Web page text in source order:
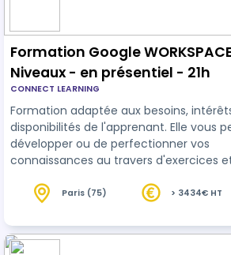
Formation Google
Niveaux - en présentiel - 21h
CONNECT LEARNING
Formation adaptée aux besoins,
disponibilités de l'apprenant. Elle vous permet de
développer ou de perfectionner vos
connaissances au travers d'exercices
formateur expérimenté.. En INTRA-
Paris (75) > 3434€ HT